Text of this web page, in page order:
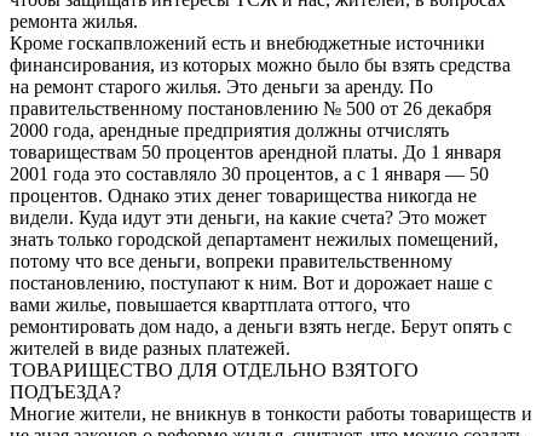
ремонта жилья.
Кроме госкапвложений есть и внебюджетные источники
финансирования, из которых можно было бы взять средства
на ремонт старого жилья. Это деньги за аренду. По
правительственному постановлению № 500 от 26 декабря
2000 года, арендные предприятия должны отчислять
товариществам 50 процентов арендной платы. До 1 января
2001 года это составляло 30 процентов, а с 1 января — 50
процентов. Однако этих денег товарищества никогда не
видели. Куда идут эти деньги, на какие счета? Это может
знать только городской департамент нежилых помещений,
потому что все деньги, вопреки правительственному
постановлению, поступают к ним. Вот и дорожает наше с
вами жилье, повышается квартплата оттого, что
ремонтировать дом надо, а деньги взять негде. Берут опять с
жителей в виде разных платежей.
ТОВАРИЩЕСТВО ДЛЯ ОТДЕЛЬНО ВЗЯТОГО
ПОДЪЕЗДА?
Многие жители, не вникнув в тонкости работы товариществ и